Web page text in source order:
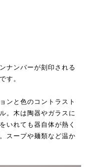
ナンバーが刻印される
す。
ンと色のコントラスト
。木は陶器やガラスに
いれても器自体が熱く
スープや麺類など温か